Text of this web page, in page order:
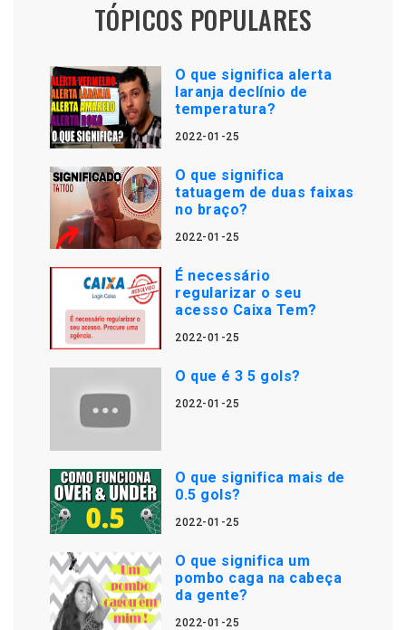
TÓPICOS POPULARES
O que significa alerta
laranja declínio de
temperatura?
2022-01-25
O que significa
tatuagem de duas faixas
no braço?
2022-01-25
É necessário
regularizar o seu
acesso Caixa Tem?
2022-01-25
O que é 3 5 gols?
2022-01-25
O que significa mais de
0.5 gols?
2022-01-25
O que significa um
pombo caga na cabeça
da gente?
2022-01-25